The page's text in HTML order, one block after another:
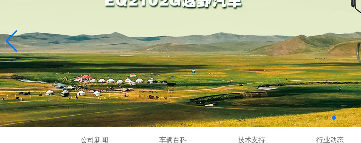
公司新闻 车辆百科 技术支持 行业动态